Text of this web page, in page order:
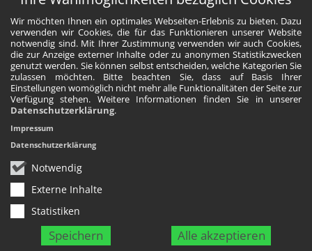
Wir möchten Ihnen ein optimales Webseiten-Erlebnis zu bieten. Dazu
verwenden wir Cookies, die für das Funktionieren unserer Website
notwendig sind. Mit Ihrer Zustimmung verwenden wir auch Cookies,
die zur Anzeige externer Inhalte oder zu anonymen Statistikzwecken
genutzt werden. Sie können selbst entscheiden, welche Kategorien Sie
zulassen möchten. Bitte beachten Sie, dass auf Basis Ihrer
Einstellungen womöglich nicht mehr alle Funktionalitäten der Seite zur
Verfügung stehen. Weitere Informationen finden Sie in unserer
Datenschutzerklärung.
Notwendig
Externe Inhalte
Statistiken
Speichern Alle akzeptieren
Impressum
Datenschutzerklärung